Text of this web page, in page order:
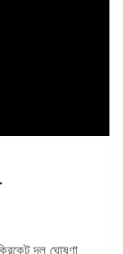
দল ঘোষণা